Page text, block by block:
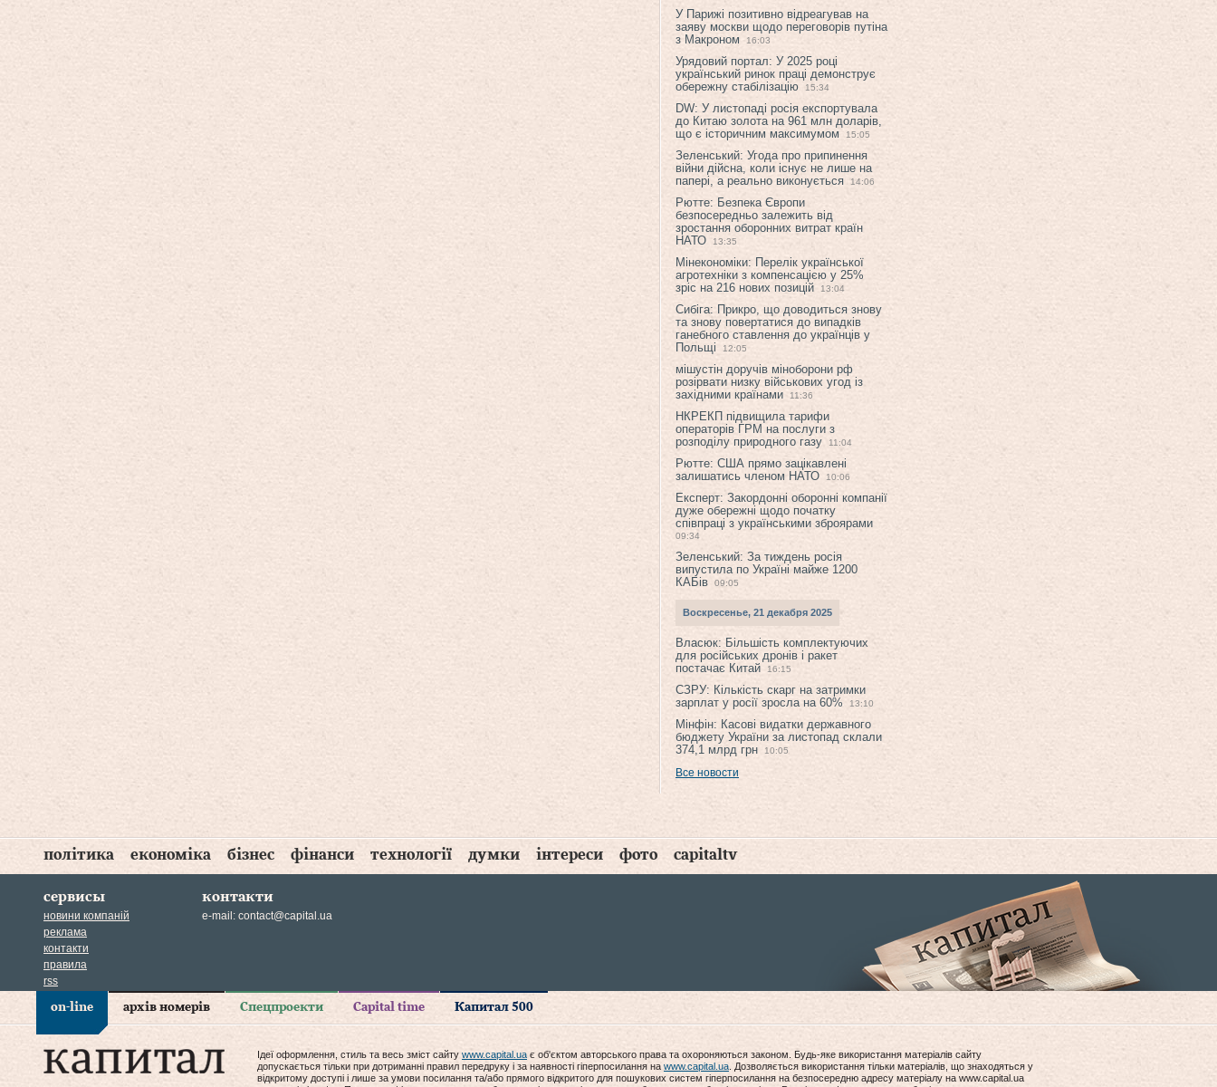
У Парижі позитивно відреагував на
заяву москви щодо переговорів путіна
з Макроном
16:03
Урядовий портал: У 2025 році
український ринок праці демонструє
обережну стабілізацію
15:34
DW: У листопаді росія експортувала
до Китаю золота на 961 млн доларів,
що є історичним максимумом
15:05
Зеленський: Угода про припинення
війни дійсна, коли існує не лише на
папері, а реально виконується
14:06
Рютте: Безпека Європи
безпосередньо залежить від
зростання оборонних витрат країн
НАТО
13:35
Мінекономіки: Перелік української
агротехніки з компенсацією у 25%
зріс на 216 нових позицій
13:04
Сибіга: Прикро, що доводиться знову
та знову повертатися до випадків
ганебного ставлення до українців у
Польщі
12:05
мішустін доручів міноборони рф
розірвати низку військових угод із
західними країнами
11:36
НКРЕКП підвищила тарифи
операторів ГРМ на послуги з
розподілу природного газу
11:04
Рютте: США прямо зацікавлені
залишатись членом НАТО
10:06
Експерт: Закордонні оборонні компанії
дуже обережні щодо початку
співпраці з українськими зброярами
09:34
Зеленський: За тиждень росія
випустила по Україні майже 1200
КАБів
09:05
Воскресенье, 21 декабря 2025
Власюк: Більшість комплектуючих
для російських дронів і ракет
постачає Китай
16:15
СЗРУ: Кількість скарг на затримки
зарплат у росії зросла на 60%
13:10
Мінфін: Касові видатки державного
бюджету України за листопад склали
374,1 млрд грн
10:05
Все новости
політика економіка бізнес фінанси технології думки інтереси фото capitaltv
сервисы
новини компаній
реклама
контакти
правила
rss
контакти
e-mail: contact@capital.ua
on-line архів номерів Спецпроекти Capital time Капитал 500
Ідеї оформлення, стиль та весь зміст сайту www.capital.ua є об'єктом авторського права та охороняються законом. Будь-яке використання матеріалів сайту
допускається тільки при дотриманні правил передруку і за наявності гіперпосилання на www.capital.ua . Дозволяється використання тільки матеріалів, що знаходяться у
відкритому доступі і лише за умови посилання та/або прямого відкритого для пошукових систем гіперпосилання на безпосередню адресу матеріалу на www.capital.ua